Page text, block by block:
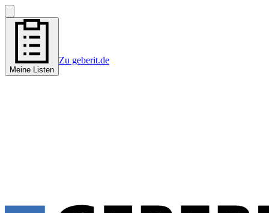
Meine Listen
Zu geberit.de